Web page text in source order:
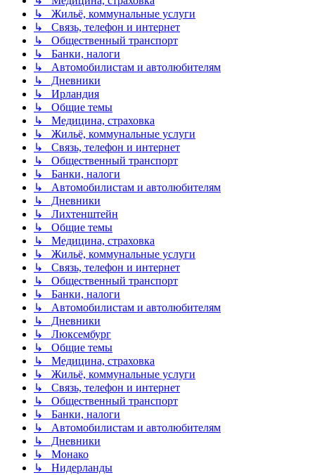
↳ Жильё, коммунальные услуги
↳ Связь, телефон и интернет
↳ Общественный транспорт
↳ Банки, налоги
↳ Автомобилистам и автолюбителям
↳ Дневники
↳ Ирландия
↳ Общие темы
↳ Медицина, страховка
↳ Жильё, коммунальные услуги
↳ Связь, телефон и интернет
↳ Общественный транспорт
↳ Банки, налоги
↳ Автомобилистам и автолюбителям
↳ Дневники
↳ Лихтенштейн
↳ Общие темы
↳ Медицина, страховка
↳ Жильё, коммунальные услуги
↳ Связь, телефон и интернет
↳ Общественный транспорт
↳ Банки, налоги
↳ Автомобилистам и автолюбителям
↳ Дневники
↳ Люксембург
↳ Общие темы
↳ Медицина, страховка
↳ Жильё, коммунальные услуги
↳ Связь, телефон и интернет
↳ Общественный транспорт
↳ Банки, налоги
↳ Автомобилистам и автолюбителям
↳ Дневники
↳ Монако
↳ Нидерланды